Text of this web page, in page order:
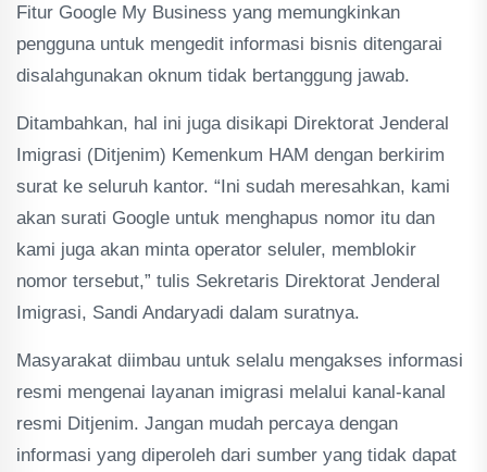
Fitur Google My Business yang memungkinkan
pengguna untuk mengedit informasi bisnis ditengarai
disalahgunakan oknum tidak bertanggung jawab.
Ditambahkan, hal ini juga disikapi Direktorat Jenderal
Imigrasi (Ditjenim) Kemenkum HAM dengan berkirim
surat ke seluruh kantor. “Ini sudah meresahkan, kami
akan surati Google untuk menghapus nomor itu dan
kami juga akan minta operator seluler, memblokir
nomor tersebut,” tulis Sekretaris Direktorat Jenderal
Imigrasi, Sandi Andaryadi dalam suratnya.
Masyarakat diimbau untuk selalu mengakses informasi
resmi mengenai layanan imigrasi melalui kanal-kanal
resmi Ditjenim. Jangan mudah percaya dengan
informasi yang diperoleh dari sumber yang tidak dapat